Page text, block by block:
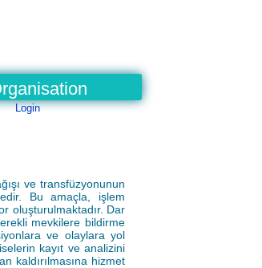
Login
ve transfüzyonunun
Bu amaçla, işlem
oluşturulmaktadır. Dar
mevkilere bildirme
ve olaylara yol
kayıt ve analizini
kaldırılmasına hizmet